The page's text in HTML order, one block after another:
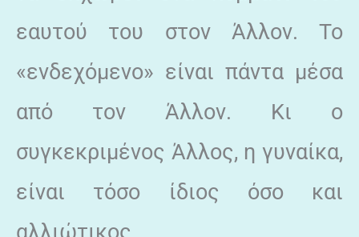
εαυτού του στον Άλλον. Το
«ενδεχόμενο» είναι πάντα μέσα
από τον Άλλον. Κι ο
συγκεκριμένος Άλλος, η γυναίκα,
είναι τόσο ίδιος όσο και
αλλιώτικος.